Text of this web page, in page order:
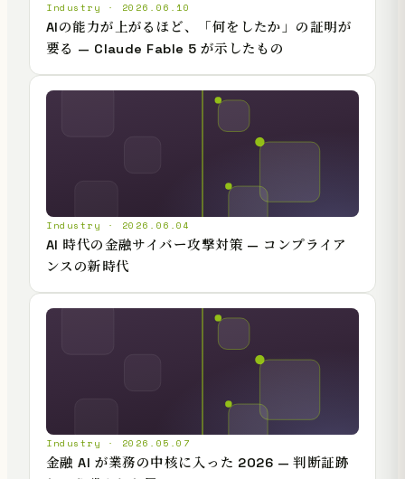
Industry · 2026.06.10
AIの能力が上がるほど、「何をしたか」の証明が
要る — Claude Fable 5 が示したもの
Industry · 2026.06.04
AI 時代の金融サイバー攻撃対策 — コンプライア
ンスの新時代
Industry · 2026.05.07
金融 AI が業務の中核に入った 2026 — 判断証跡